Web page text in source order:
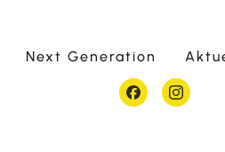
Next Generation